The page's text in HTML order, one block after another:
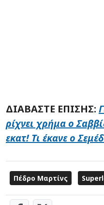
ΔΙΑΒΑΣΤΕ ΕΠΙΣΗΣ:
ρίχνει χρήμα ο
εκατ! Τι έκανε ο
Πέδρο Μαρτίνς